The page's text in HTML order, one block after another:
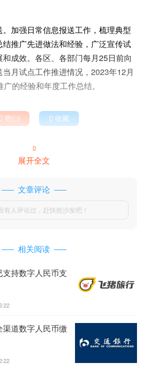
。加强日常信息报送工作，梳理典型
推广先进做法和经验，广泛宣传试
成效。各区、各部门每月25日前向
月试点工作推进情况，2023年12月
的经验和年度工作总结。
赞()  收藏

展开全文
文章评论
有人评论过，赶快抢沙发吧！
相关阅读
持数字人民币支
道数字人民币缴